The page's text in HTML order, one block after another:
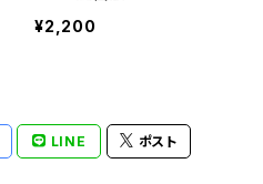
¥2,200
LINE ポスト